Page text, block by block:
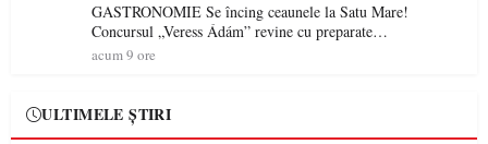
GASTRONOMIE Se încing ceaunele la Satu Mare!
Concursul „Veress Ádám” revine cu preparate
spectaculoase, premii și un jurat de renume
acum 9 ore
ULTIMELE ȘTIRI